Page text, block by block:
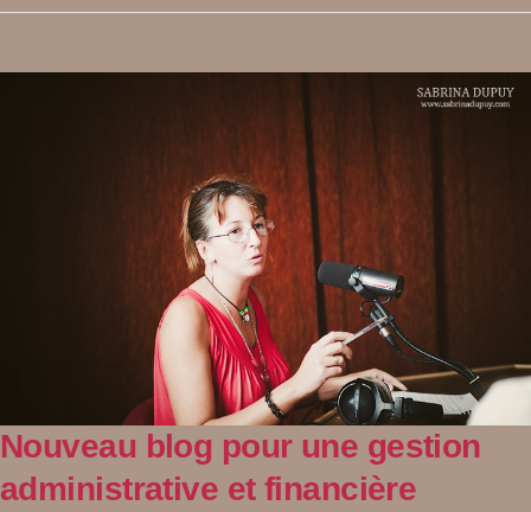
Nouveau blog pour une gestion
administrative et financière